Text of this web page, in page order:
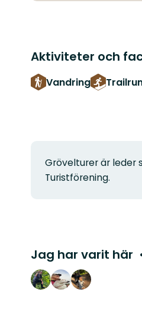
Aktiviteter och
Vandring
Grövelturer är leder
Turistförening.
Jag har varit här